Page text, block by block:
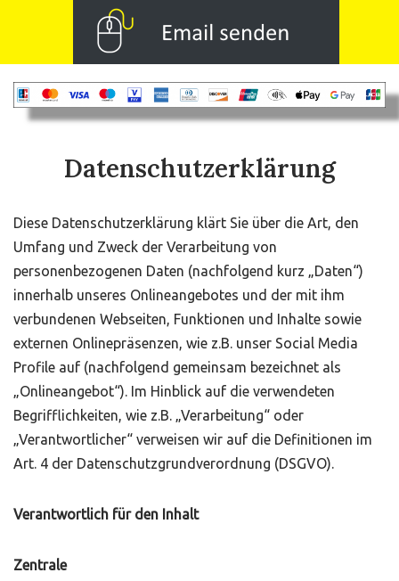
Datenschutzerklärung
Diese Datenschutzerklärung klärt Sie über die Art, den
Umfang und Zweck der Verarbeitung von
personenbezogenen Daten (nachfolgend kurz „Daten“)
innerhalb unseres Onlineangebotes und der mit ihm
verbundenen Webseiten, Funktionen und Inhalte sowie
externen Onlinepräsenzen, wie z.B. unser Social Media
Profile auf (nachfolgend gemeinsam bezeichnet als
„Onlineangebot“). Im Hinblick auf die verwendeten
Begrifflichkeiten, wie z.B. „Verarbeitung“ oder
„Verantwortlicher“ verweisen wir auf die Definitionen im
Art. 4 der Datenschutzgrundverordnung (DSGVO).
Verantwortlich für den Inhalt
Zentrale